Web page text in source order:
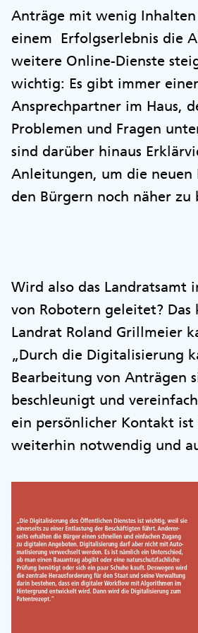
Anträge mit wenig
einem Erfolgserlebnis die
weitere Online-Dienste
wichtig: Es gibt immer
Ansprechpartner im Haus,
Problemen und Fragen
sind darüber hinaus
Anleitungen, um die
den Bürgern noch näher zu
Wird also das Landratsamt
von Robotern geleitet? Das
Landrat Roland Grillmeier
„Durch die Digitalisierung
Bearbeitung von Anträgen
beschleunigt und
ein persönlicher Kontakt
weiterhin notwendig und